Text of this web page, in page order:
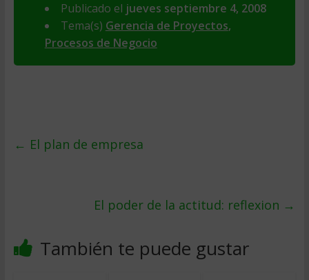
Publicado el jueves septiembre 4, 2008
Tema(s) Gerencia de Proyectos,
Procesos de Negocio
← El plan de empresa
El poder de la actitud: reflexion →
También te puede gustar